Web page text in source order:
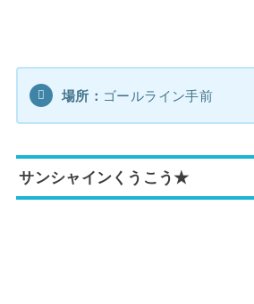
場所： ゴールライン手前
サンシャインくうこう★